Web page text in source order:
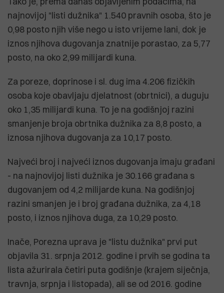
najnovijoj "listi dužnika" 1.540 pravnih osoba, što je
0,98 posto njih više nego u isto vrijeme lani, dok je
iznos njihova dugovanja znatnije porastao, za 5,77
posto, na oko 2,99 milijardi kuna.
Za poreze, doprinose i sl. dug ima 4.206 fizičkih
osoba koje obavljaju djelatnost (obrtnici), a duguju
oko 1,35 milijardi kuna. To je na godišnjoj razini
smanjenje broja obrtnika dužnika za 8,8 posto, a
iznosa njihova dugovanja za 10,17 posto.
Najveći broj i najveći iznos dugovanja imaju građani
- na najnovijoj listi dužnika je 30.166 građana s
dugovanjem od 4,2 milijarde kuna. Na godišnjoj
razini smanjen je i broj građana dužnika, za 4,18
posto, i iznos njihova duga, za 10,29 posto.
Inače, Porezna uprava je "listu dužnika" prvi put
objavila 31. srpnja 2012. godine i prvih se godina ta
lista ažurirala četiri puta godišnje (krajem siječnja,
travnja, srpnja i listopada), ali se od 2016. godine